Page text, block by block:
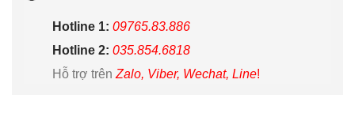
Hotline 1: 09765.83.886
Hotline 2: 035.854.6818
Hỗ trợ trên Zalo, Viber, Wechat, Line!